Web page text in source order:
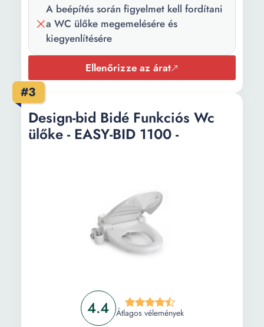
A beépítés során figyelmet kell fordítani
a WC ülőke megemelésére és
kiegyenlítésére
Ellenőrizze az árat
#3
4.4 Átlagos vélemények
Design-bid Bidé Funkciós Wc
ülőke - EASY-BID 1100 -